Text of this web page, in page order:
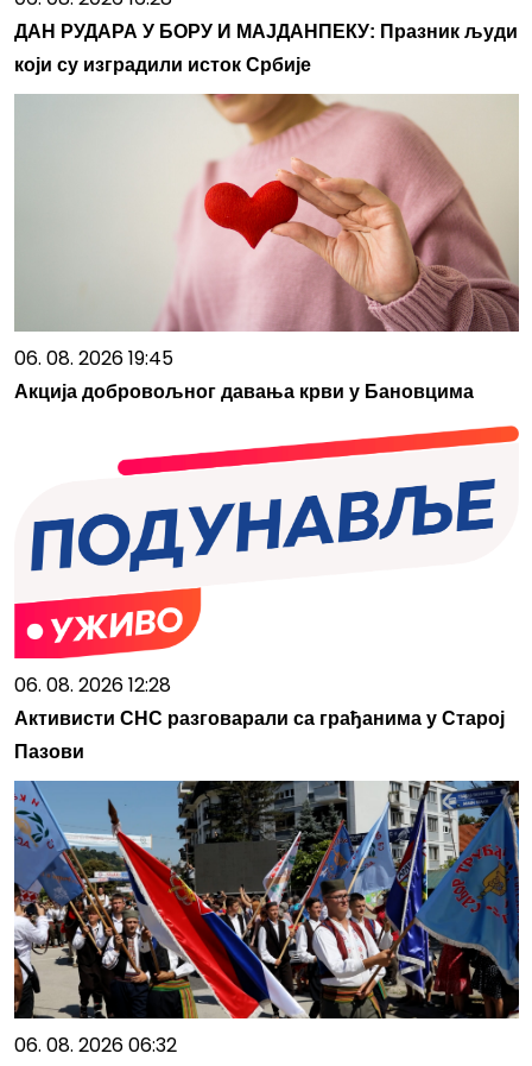
ДАН РУДАРА У БОРУ И МАЈДАНПЕКУ: Празник људи
који су изградили исток Србије
06. 08. 2026 19:45
Акција добровољног давања крви у Бановцима
06. 08. 2026 12:28
Активисти СНС разговарали са грађанима у Старој
Пазови
06. 08. 2026 06:32